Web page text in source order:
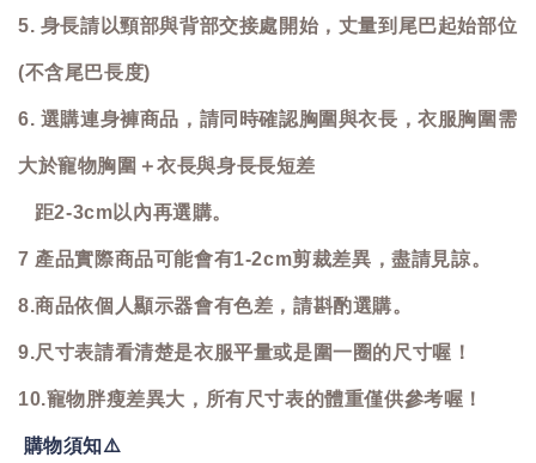
5. 身長請以頸部與背部交接處開始，丈量到尾巴起始部位
(不含尾巴長度)
6. 選購連身褲商品，請同時確認胸圍與衣長，衣服胸圍需
大於寵物胸圍＋衣長與身長長短差
距2-3cm以內再選購。
7 產品實際商品可能會有1-2cm剪裁差異，盡請見諒。
8.商品依個人顯示器會有色差，請斟酌選購。
9.尺寸表請看清楚是衣服平量或是圍一圈的尺寸喔！
10.寵物胖瘦差異大，所有尺寸表的體重僅供參考喔！
購物須知⚠️